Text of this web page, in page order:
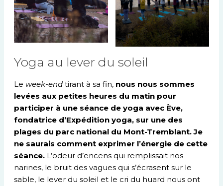
Yoga au lever du soleil
Le week-end tirant à sa fin, nous nous sommes
levées aux petites heures du matin pour
participer à une séance de yoga avec Ève,
fondatrice d’Expédition yoga, sur une des
plages du parc national du Mont-Tremblant. Je
ne saurais comment exprimer l’énergie de cette
séance. L’odeur d’encens qui remplissait nos
narines, le bruit des vagues qui s’écrasent sur le
sable, le lever du soleil et le cri du huard nous ont